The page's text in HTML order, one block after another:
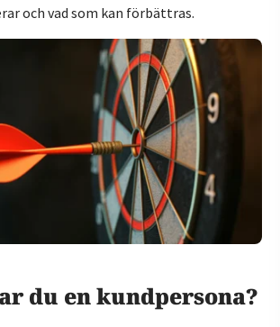
och vad som kan förbättras.
du en kundpersona?